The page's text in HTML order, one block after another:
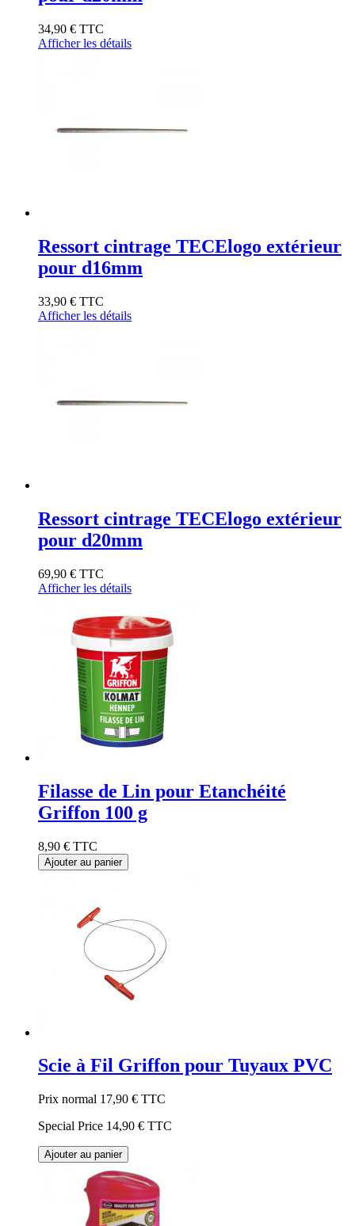
34,90 € TTC
Afficher les détails
Ressort cintrage TECElogo extérieur
pour d16mm
33,90 € TTC
Afficher les détails
Ressort cintrage TECElogo extérieur
pour d20mm
69,90 € TTC
Afficher les détails
Filasse de Lin pour Etanchéité
Griffon 100 g
8,90 € TTC
Ajouter au panier
Scie à Fil Griffon pour Tuyaux PVC
Prix normal 17,90 € TTC
Special Price 14,90 € TTC
Ajouter au panier